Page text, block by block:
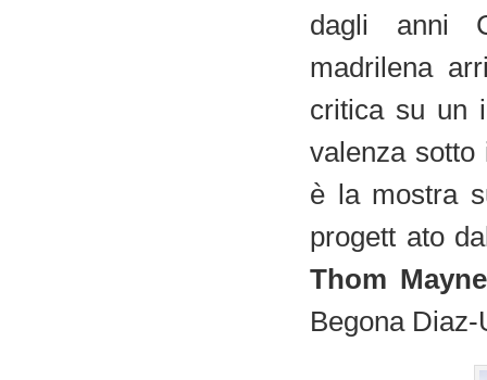
dagli anni
madrilena
critica su un
valenza sotto
è la mostra
progett ato
Thom Mayne
Begona